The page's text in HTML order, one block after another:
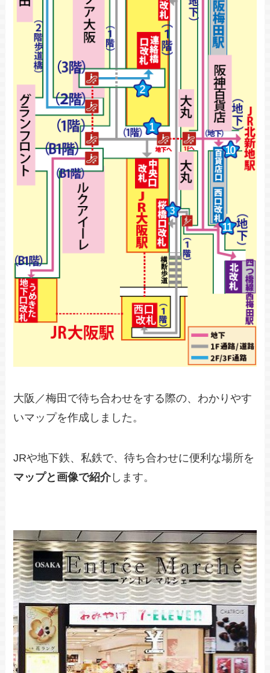
大阪／梅田で待ち合わせをする際の、わかりやす
いマップを作成しました。
JRや地下鉄、私鉄で、待ち合わせに便利な場所を
マップと画像で紹介します。